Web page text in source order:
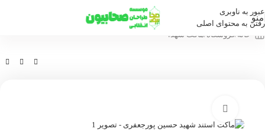
عبور به ناوبری
رفتن به محتوای اصلی
منو
خانه /فروشگاه /ماکت شهدا